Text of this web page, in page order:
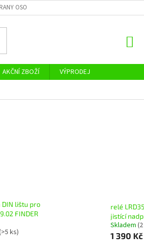
OSOBNÍCH ÚDAJŮ
AKČNÍ ZBOŽÍ
VÝPRODEJ
DIN lištu pro
FINDER
ks)
relé
jistící
Skladem
1 390 Kč